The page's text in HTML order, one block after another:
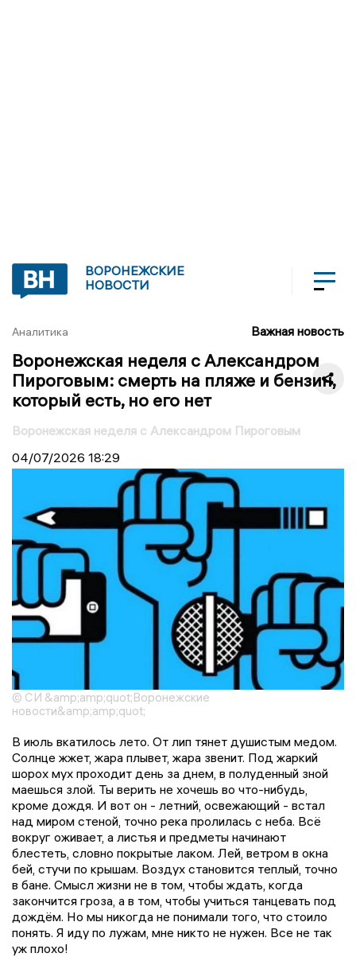
ВОРОНЕЖСКИЕ
НОВОСТИ
Аналитика Важная новость
Воронежская неделя с Александром
Пироговым: смерть на пляже и бензин,
который есть, но его нет
Воронежская неделя с Александром Пироговым
04/07/2026 18:29
© СИ &amp;amp;quot;Воронежские
новости&amp;amp;quot;
В июль вкатилось лето. От лип тянет душистым медом.
Солнце жжет, жара плывет, жара звенит. Под жаркий
шорох мух проходит день за днем, в полуденный зной
маешься злой. Ты верить не хочешь во что-нибудь,
кроме дождя. И вот он - летний, освежающий - встал
над миром стеной, точно река пролилась с неба. Всё
вокруг оживает, а листья и предметы начинают
блестеть, словно покрытые лаком. Лей, ветром в окна
бей, стучи по крышам. Воздух становится теплый, точно
в бане. Смысл жизни не в том, чтобы ждать, когда
закончится гроза, а в том, чтобы учиться танцевать под
дождём. Но мы никогда не понимали того, что стоило
понять. Я иду по лужам, мне никто не нужен. Все не так
уж плохо!